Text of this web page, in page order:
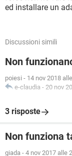
ed installare un
Discussioni simili
Non
poiesi - 14 nov 2018
e-claudia - 20 nov
3 risposte
Non funziona
giada - 4 nov 2017 alle